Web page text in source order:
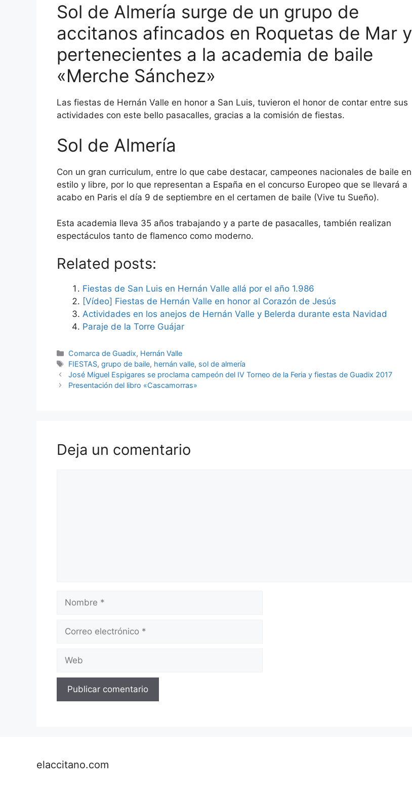
Sol de Almería surge de un grupo de
accitanos afincados en Roquetas de Mar y
pertenecientes a la academia de baile
«Merche Sánchez»
Las fiestas de Hernán Valle en honor a San Luis, tuvieron el honor de contar entre sus
actividades con este bello pasacalles, gracias a la comisión de fiestas.
Sol de Almería
Con un gran curriculum, entre lo que cabe destacar, campeones nacionales de baile en
estilo y libre, por lo que representan a España en el concurso Europeo que se llevará a
acabo en Paris el día 9 de septiembre en el certamen de baile (Vive tu Sueño).
Esta academia lleva 35 años trabajando y a parte de pasacalles, también realizan
espectáculos tanto de flamenco como moderno.
Related posts:
Fiestas de San Luis en Hernán Valle allá por el año 1.986
[Vídeo] Fiestas de Hernán Valle en honor al Corazón de Jesús
Actividades en los anejos de Hernán Valle y Belerda durante esta Navidad
Paraje de la Torre Guájar
Categorías
Comarca de Guadix, Hernán Valle
Etiquetas
FIESTAS,grupo de baile, hernán valle, sol de almería
José Miguel Espigares se proclama campeón del IV Torneo de la Feria y fiestas de Guadix 2017
Presentación del libro «Cascamorras»
Deja un comentario
Nombre
Correo
Web
elaccitano.com